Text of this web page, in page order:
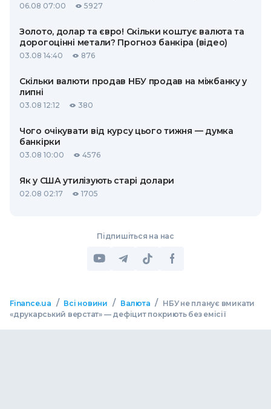
06.08 07:00 5927
Золото, долар та євро! Скільки коштує валюта та
дорогоцінні метали? Прогноз банкіра (відео)
03.08 14:40 876
Скільки валюти продав НБУ продав на міжбанку у
липні
03.08 12:12 380
Чого очікувати від курсу цього тижня — думка
банкірки
03.08 10:00 4576
Як у США утилізують старі долари
02.08 02:17 1705
Підпишіться на нас
Finance.ua / Всі новини / Валюта / НБУ не планує вмикати
«друкарський верстат» — дефіцит покриють без емісії